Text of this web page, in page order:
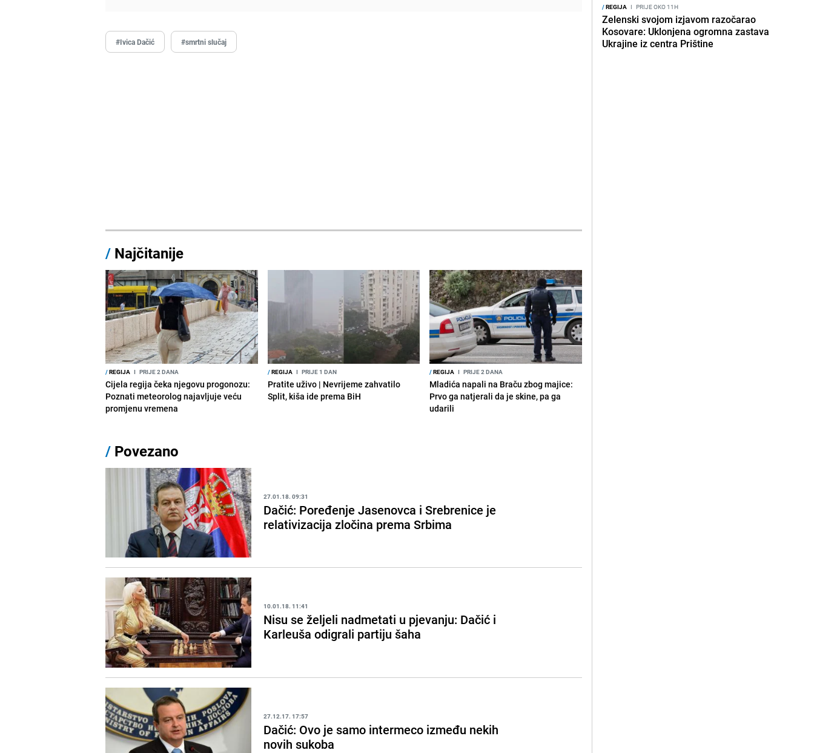
#Ivica Dačić #smrtni slučaj
/ Najčitanije
/REGIJA I PRIJE 2 DANA
Cijela regija čeka njegovu progonozu:
Poznati meteorolog najavljuje veću
promjenu vremena
/REGIJA I PRIJE 1 DAN
Pratite uživo | Nevrijeme zahvatilo
Split, kiša ide prema BiH
/REGIJA I PRIJE 2 DANA
Mladića napali na Braču zbog majice:
Prvo ga natjerali da je skine, pa ga
udarili
/ Povezano
27.01.18. 09:31
Dačić: Poređenje Jasenovca i Srebrenice je
relativizacija zločina prema Srbima
10.01.18. 11:41
Nisu se željeli nadmetati u pjevanju: Dačić i
Karleuša odigrali partiju šaha
27.12.17. 17:57
Dačić: Ovo je samo intermeco između nekih
novih sukoba
/REGIJA I PRIJE OKO 11H
Zelenski svojom izjavom razočarao
Kosovare: Uklonjena ogromna zastava
Ukrajine iz centra Prištine